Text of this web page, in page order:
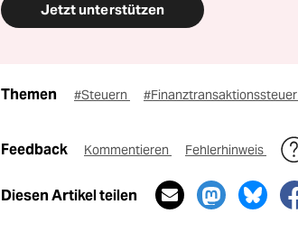
Jetzt unterstützen
Themen #Steuern #Finanztransaktionssteuer
Feedback Kommentieren Fehlerhinweis
Diesen Artikel teilen